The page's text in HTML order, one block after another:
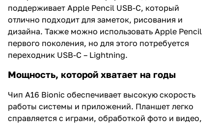
поддерживает Apple Pencil USB-C, который
отлично подходит для заметок, рисования и
дизайна. Также можно использовать Apple Pencil
первого поколения, но для этого потребуется
переходник USB-C – Lightning.
Мощность, которой хватает на годы
Чип A16 Bionic обеспечивает высокую скорость
работы системы и приложений. Планшет легко
справляется с играми, обработкой фото и видео,